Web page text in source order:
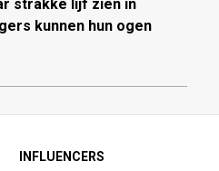
strakke lijf zien in
kunnen hun ogen
INFLUENCERS